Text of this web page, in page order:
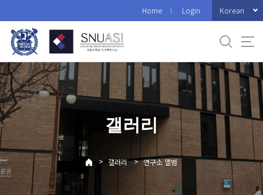
로
메
뉴
Home Login Korean
갤러리
> 갤러리 > 연구소 앨범